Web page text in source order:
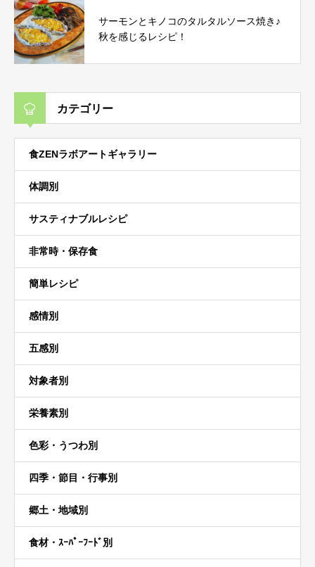
サーモンとキノコのタルタルソース焼き♪
秋を感じるレシピ！
カテゴリー
食ZENラボアートギャラリー
体調別
サスティナブルレシピ
非常時・保存食
簡単レシピ
感情別
五感別
対象者別
栄養素別
色彩・うつわ別
四季・節目・行事別
郷土・地域別
食材・ｽｰﾊﾟｰﾌｰﾄﾞ別